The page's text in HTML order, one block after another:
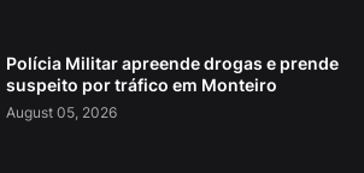
Polícia Militar apreende drogas e prende
suspeito por tráfico em Monteiro
August 05, 2026